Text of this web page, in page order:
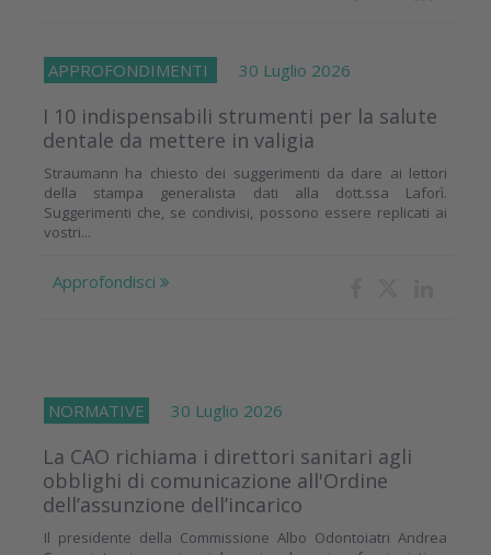
APPROFONDIMENTI 30 Luglio 2026
I 10 indispensabili strumenti per la salute
dentale da mettere in valigia
Straumann ha chiesto dei suggerimenti da dare ai lettori
della stampa generalista dati alla dott.ssa Laforì.
Suggerimenti che, se condivisi, possono essere replicati ai
vostri...
Approfondisci
NORMATIVE 30 Luglio 2026
La CAO richiama i direttori sanitari agli
obblighi di comunicazione all'Ordine
dell’assunzione dell’incarico
Il presidente della Commissione Albo Odontoiatri Andrea